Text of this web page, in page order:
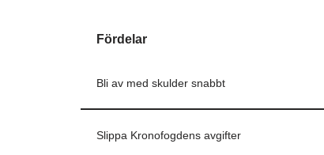
Fördelar
Bli av med skulder snabbt
Slippa Kronofogdens avgifter